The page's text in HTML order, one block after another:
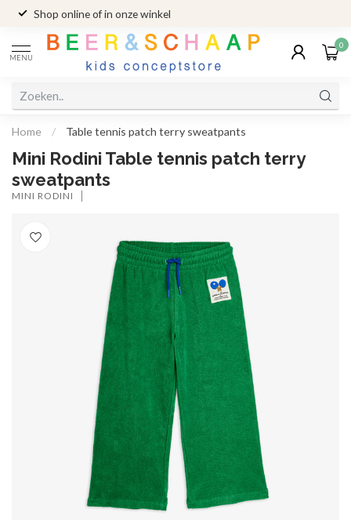
Shop online of in onze winkel
MENU
0
Home / Table tennis patch terry sweatpants
Mini Rodini Table tennis patch terry
sweatpants
MINI RODINI